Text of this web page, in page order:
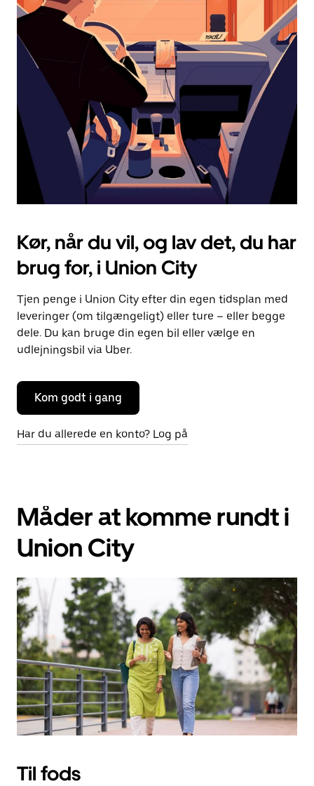
dato.
Tryk
på
knappen
Esc
kalenderen.
Kør, når du vil, og lav det, du har
brug for, i Union City
Tjen penge i Union City efter din egen tidsplan med
leveringer (om tilgængeligt) eller ture – eller begge
dele. Du kan bruge din egen bil eller vælge en
udlejningsbil via Uber.
Kom godt i gang
Har du allerede en konto? Log på
Måder at komme rundt i
Union City
Til fods